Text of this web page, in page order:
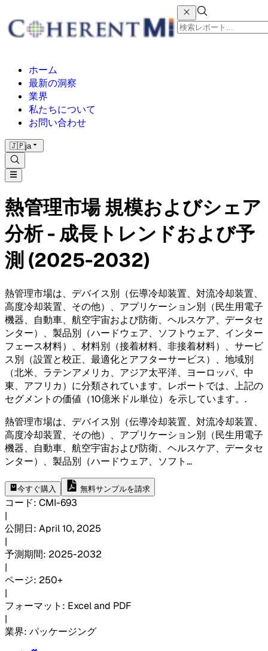
ホーム
最新の洞察
業界
私たちについて
お問い合わせ
🇯🇵ja
熱管理市場 規模およびシェア
分析 - 成長トレンドおよび予
測 (2025-2032)
熱管理市場は、デバイス別（伝導冷却装置、対流冷却装置、
高度冷却装置、その他）、アプリケーション別（民生用電子
機器、自動車、航空宇宙および防衛、ヘルスケア、データセ
ンター）、製品別（ハードウェア、ソフトウェア、インター
フェース材料）、材料別（接着材料、非接着材料）、サービ
ス別（設置と校正、最適化とアフターサービス）、地域別
（北米、ラテンアメリカ、アジア太平洋、ヨーロッパ、中
東、アフリカ）に分類されています。レポートでは、上記の
セグメントの価値（10億米ドル単位）を示しています。 .
熱管理市場は、デバイス別（伝導冷却装置、対流冷却装置、
高度冷却装置、その他）、アプリケーション別（民生用電子
機器、自動車、航空宇宙および防衛、ヘルスケア、データセ
ンター）、製品別（ハードウェア、ソフト...
今すぐ購入 無料サンプルを請求
コード: CMI-693
|
公開日: April 10, 2025
|
予測期間: 2025-2032
|
ページ: 250+
|
フォーマット : Excel and PDF
|
業界: パッケージング